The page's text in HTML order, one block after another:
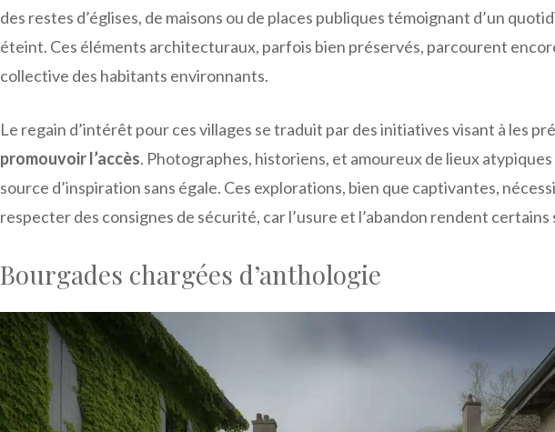
des restes d’églises, de maisons ou de places publiques témoignant d’un
éteint. Ces éléments architecturaux, parfois bien préservés, parcourent
collective des habitants environnants.
Le regain d’intérêt pour ces villages se traduit par des initiatives visant à les
promouvoir l’accès. Photographes, historiens, et amoureux de lieux
source d’inspiration sans égale. Ces explorations, bien que captivantes,
respecter des consignes de sécurité, car l’usure et l’abandon rendent certains
Bourgades chargées d’anthologie